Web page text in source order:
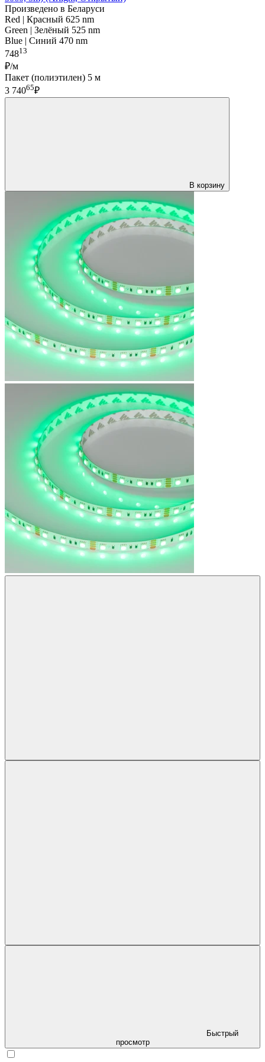
Произведено в Беларуси
Red | Красный 625 nm
Green | Зелёный 525 nm
Blue | Синий 470 nm
74813
₽/м
Пакет (полиэтилен) 5 м
3 74065₽
В корзину
Быстрый
просмотр